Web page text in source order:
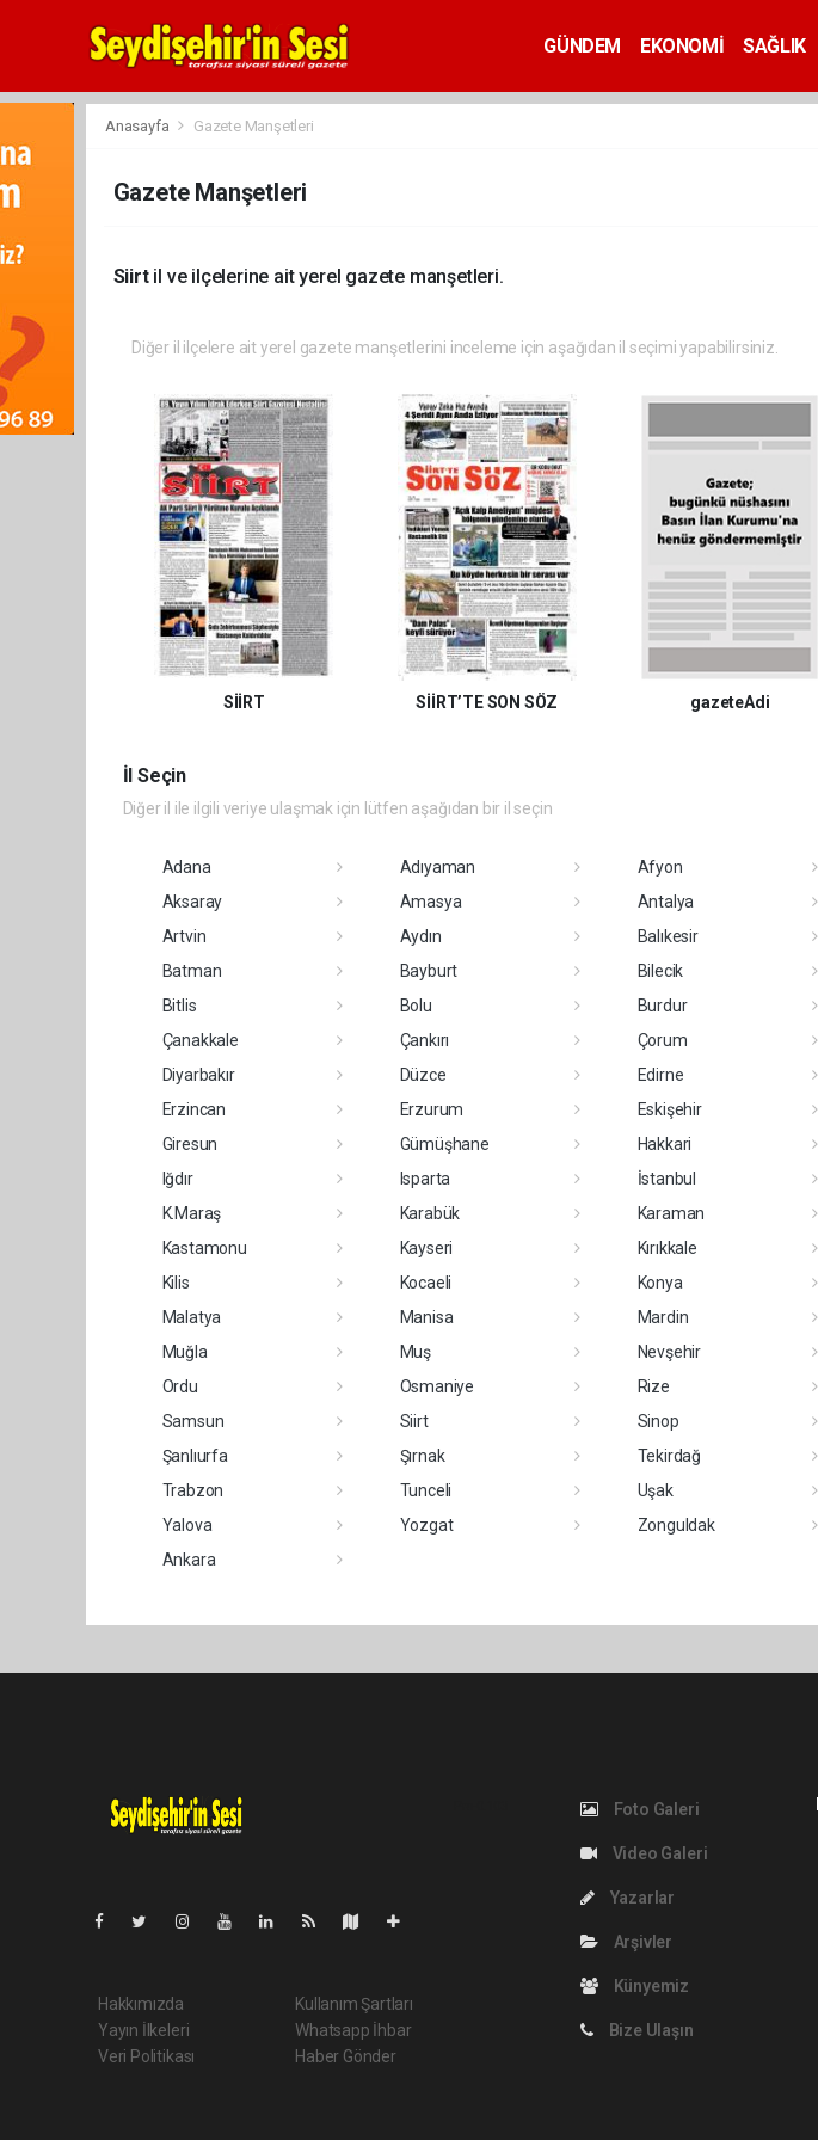
GÜNDEM EKONOMİ SAĞLIK
Anasayfa Gazete Manşetleri
Gazete Manşetleri
Siirtil ve ilçelerine ait yerel gazete manşetleri.
Diğer il ilçelere ait yerel gazete manşetlerini inceleme için aşağıdan il seçimi yapabilirsiniz.
SİİRT SİİRT’TE SON SÖZ gazeteAdi
İl Seçin
Diğer il ile ilgili veriye ulaşmak için lütfen aşağıdan bir il seçin
Adana Adıyaman Afyon
Aksaray
Amasya Antalya
Artvin
Aydın Balıkesir
Batman
Bayburt Bilecik
Bitlis
Bolu Burdur
Çanakkale
Çankırı Çorum
Diyarbakır
Düzce Edirne
Erzincan
Erzurum Eskişehir
Giresun
Gümüşhane Hakkari
Iğdır
Isparta İstanbul
K.Maraş
Karabük Karaman
Kastamonu
Kayseri Kırıkkale
Kilis
Kocaeli Konya
Malatya
Manisa Mardin
Muğla
Muş Nevşehir
Ordu
Osmaniye Rize
Samsun
Siirt Sinop
Şanlıurfa
Şırnak Tekirdağ
Trabzon
Tunceli Uşak
Yalova
Yozgat Zonguldak
Ankara
Hakkımızda
Yayın İlkeleri
Veri Politikası
Kullanım Şartları
Whatsapp İhbar
Haber Gönder
Foto Galeri
Video Galeri
Yazarlar
Arşivler
Künyemiz
Bize Ulaşın